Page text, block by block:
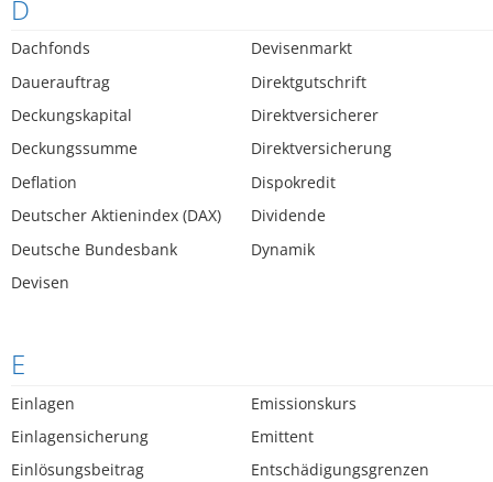
D
Dachfonds
Dauerauftrag
Deckungskapital
Deckungssumme
Deflation
Deutscher Aktienindex (DAX)
Deutsche Bundesbank
Devisen
Devisenmarkt
Direktgutschrift
Direktversicherer
Direktversicherung
Dispokredit
Dividende
Dynamik
E
Einlagen
Einlagensicherung
Einlösungsbeitrag
Emissionskurs
Emittent
Entschädigungsgrenzen